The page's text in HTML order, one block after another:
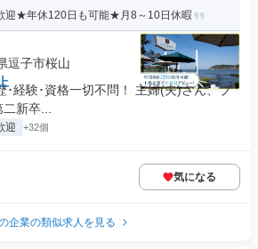
迎★年休120日も可能★月8～10日休暇
逗子市桜山
･経験･資格一切不問！ 主婦(夫)さん、ブ
新卒...
迎 +32個
気になる
企業の類似求人を見る